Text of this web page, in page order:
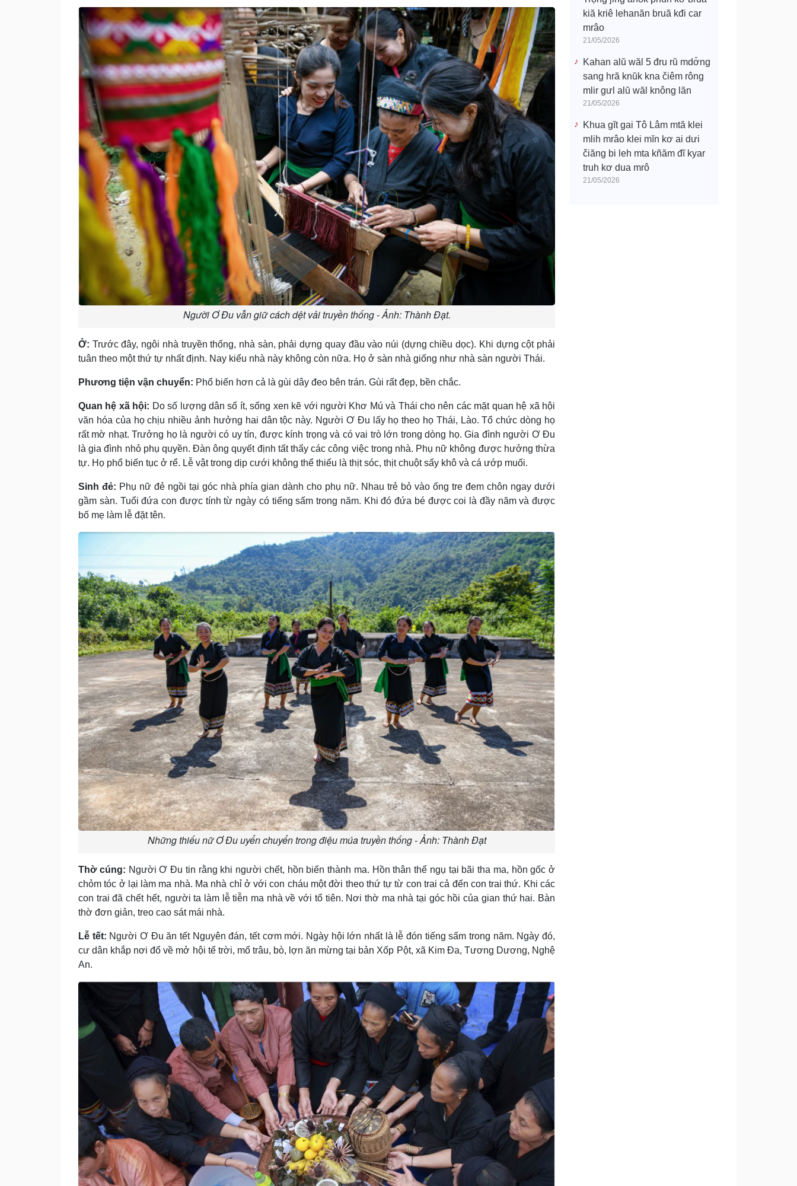
Người Ơ Đu vẫn giữ cách dệt vải truyền thống - Ảnh: Thành Đạt.
Ở: Trước đây, ngôi nhà truyền thống, nhà sàn, phải dựng quay đầu vào núi (dựng chiều dọc). Khi dựng cột phải
tuân theo một thứ tự nhất định. Nay kiểu nhà này không còn nữa. Họ ở sàn nhà giống như nhà sàn người Thái.
Phương tiện vận chuyển: Phổ biến hơn cả là gùi dây đeo bên trán. Gùi rất đẹp, bền chắc.
Quan hệ xã hội: Do số lượng dân số ít, sống xen kẽ với người Khơ Mú và Thái cho nên các mặt quan hệ xã hội
văn hóa của họ chịu nhiều ảnh hưởng hai dân tộc này. Người Ơ Ðu lấy họ theo họ Thái, Lào. Tổ chức dòng họ
rất mờ nhạt. Trưởng họ là người có uy tín, được kính trọng và có vai trò lớn trong dòng họ. Gia đình người Ơ Ðu
là gia đình nhỏ phụ quyền. Ðàn ông quyết định tất thẩy các công việc trong nhà. Phụ nữ không được hưởng thừa
tự. Họ phổ biến tục ở rể. Lễ vật trong dịp cưới không thể thiếu là thịt sóc, thịt chuột sấy khô và cá ướp muối.
Sinh đẻ: Phụ nữ đẻ ngồi tại góc nhà phía gian dành cho phụ nữ. Nhau trẻ bỏ vào ống tre đem chôn ngay dưới
gầm sàn. Tuổi đứa con được tính từ ngày có tiếng sấm trong năm. Khi đó đứa bé được coi là đầy năm và được
bố mẹ làm lễ đặt tên.
Những thiếu nữ Ơ Đu uyển chuyển trong điệu múa truyền thống - Ảnh: Thành Đạt
Thờ cúng: Người Ơ Ðu tin rằng khi người chết, hồn biến thành ma. Hồn thân thể ngụ tại bãi tha ma, hồn gốc ở
chỏm tóc ở lại làm ma nhà. Ma nhà chỉ ở với con cháu một đời theo thứ tự từ con trai cả đến con trai thứ. Khi các
con trai đã chết hết, người ta làm lễ tiễn ma nhà về với tổ tiên. Nơi thờ ma nhà tại góc hồi của gian thứ hai. Bàn
thờ đơn giản, treo cao sát mái nhà.
Lễ tết: Người Ơ Ðu ăn tết Nguyên đán, tết cơm mới. Ngày hội lớn nhất là lễ đón tiếng sấm trong năm. Ngày đó,
cư dân khắp nơi đổ về mở hội tế trời, mổ trâu, bò, lợn ăn mừng tại bản Xốp Pột, xã Kim Ða, Tương Dương, Nghệ
An.
kiă kriê lehanăn bruă kđi car
mrâo
21/05/2026
Kahan alŭ wăl 5 đru rŭ mdơ̆ng
sang hră knŭk kna čiêm rông
mlir gưl alŭ wăl knông lăn
21/05/2026
Khua gĭt gai Tô Lâm mtă klei
mlih mrâo klei mĭn kơ ai dưi
čiăng bi leh mta kñăm đĭ kyar
truh kơ dua mrô
21/05/2026